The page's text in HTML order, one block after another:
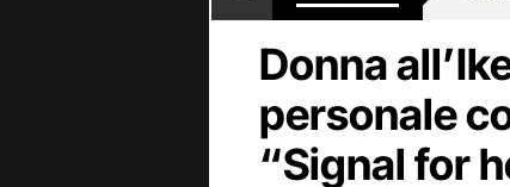
Donna
personale
“Signal for